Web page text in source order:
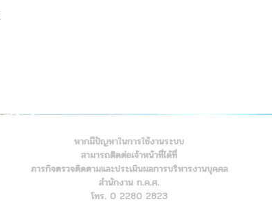
หากมีปัญหาในการใช้งานระบบ
สามารถติดต่อเจ้าหน้าที่ได้ที่
ภารกิจตรวจติดตามและประเมินผลการบริหารงานบุคคล
สำนักงาน ก.ค.ศ.
โทร. 0 2280 2823